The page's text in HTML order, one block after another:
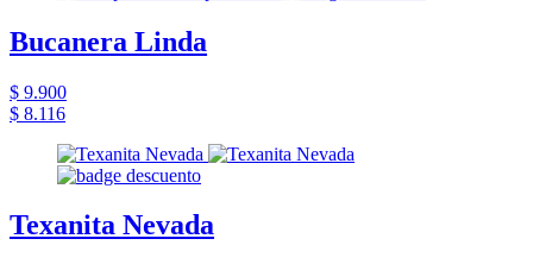
Bucanera Linda
$ 9.900
$ 8.116
Texanita Nevada